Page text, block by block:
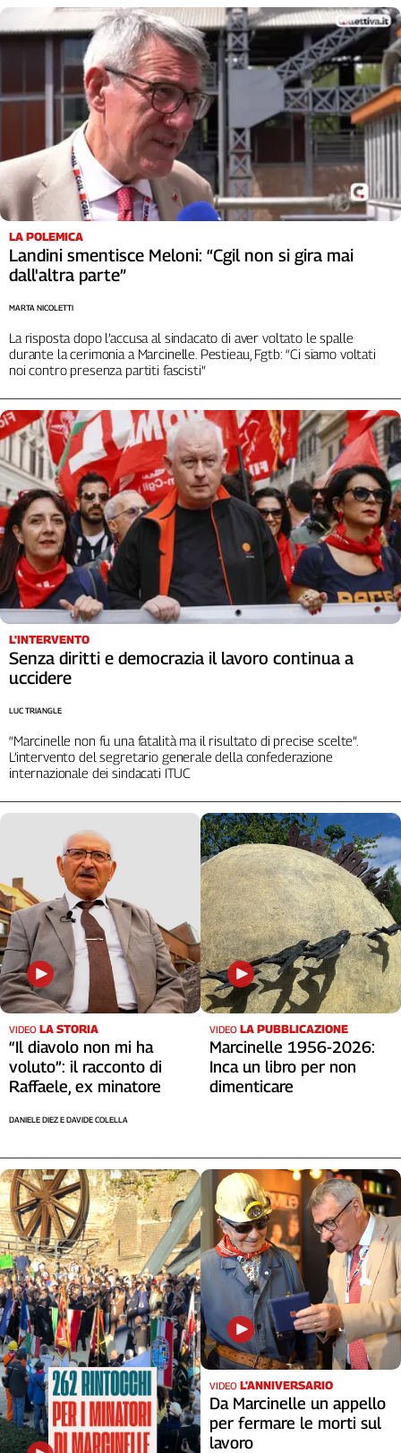
Lombardia
Marche
Puglia
Toscana
Trentino
Umbria
Valle
D'Aosta
Veneto
Storico
1955-
2014
Cerca
Contatti
La
redazione
Newsletter
Social
LA POLEMICA
Landini smentisce Meloni: “Cgil non si gira mai
dall'altra parte”
La risposta dopo l’accusa al sindacato di aver voltato le spalle
durante la cerimonia a Marcinelle. Pestieau, Fgtb: “Ci siamo voltati
noi contro presenza partiti fascisti”
MARTA NICOLETTI
L'INTERVENTO
Senza diritti e democrazia il lavoro continua a
uccidere
“Marcinelle non fu una fatalità ma il risultato di precise scelte”.
L’intervento del segretario generale della confederazione
internazionale dei sindacati ITUC
LUC TRIANGLE
VIDEO LA STORIA
“Il diavolo non mi ha
voluto”: il racconto di
Raffaele, ex minatore
DANIELE DIEZ E DAVIDE COLELLA
VIDEO LA PUBBLICAZIONE
Marcinelle 1956-2026:
Inca un libro per non
dimenticare
VIDEO L'ANNIVERSARIO
Da Marcinelle un appello
per fermare le morti sul
lavoro